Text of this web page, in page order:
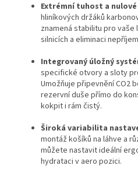
Extrémní tuhost a
hliníkových držáků
znamená stabilitu pro vaše
silnicích a eliminaci
Integrovaný úložný
specifické otvory a sloty
Umožňuje připevnění CO2
rezervní duše přímo do
kokpit i rám čistý.
Široká variabilita
montáž košíků na láhve a
můžete nastavit ideální
hydrataci v aero pozici.